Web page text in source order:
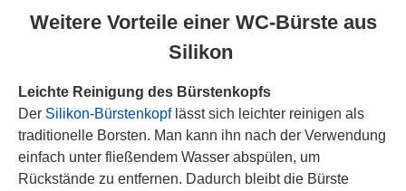
Weitere Vorteile einer WC-Bürste aus
Silikon
Leichte Reinigung des Bürstenkopfs
Der Silikon-Bürstenkopflässt sich leichter reinigen als
traditionelle Borsten. Man kann ihn nach der Verwendung
einfach unter fließendem Wasser abspülen, um
Rückstände zu entfernen. Dadurch bleibt die Bürste